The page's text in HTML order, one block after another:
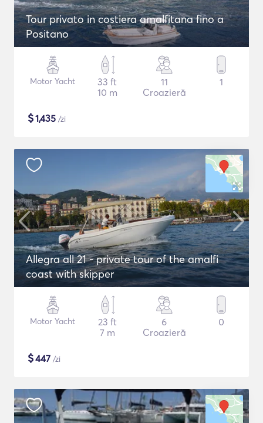
Tour privato in costiera amalfitana fino a
Positano
Motor Yacht
33 ft
10 m
11
Croazieră
1
$1,435 /zi
Allegra all 21 - private tour of the amalfi
coast with skipper
Motor Yacht
23 ft
7 m
6
Croazieră
0
$447 /zi